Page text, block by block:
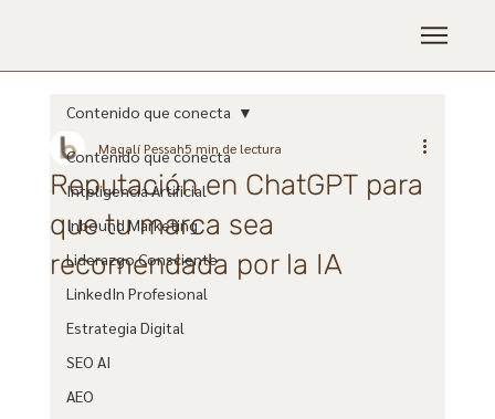
Contenido que conecta
Inteligencia Artificial
Inbound Marketing
Liderazgo Consciente
LinkedIn Profesional
Estrategia Digital
SEO AI
AEO
Contenido que conecta
Reputación en ChatGPT para
que tu marca sea
recomendada por la IA
Magalí Pessah5 min de lectura